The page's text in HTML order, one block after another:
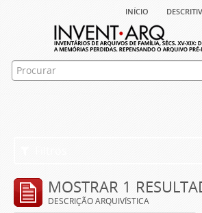
início
MOSTRAR 1
DESCRIÇÃO ARQUIVÍSTICA